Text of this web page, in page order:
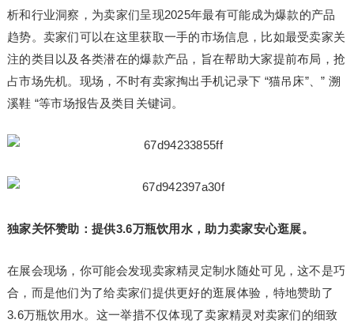
析和行业洞察，为卖家们呈现2025年最有可能成为爆款的产品
趋势。卖家们可以在这里获取一手的市场信息，比如最受卖家关
注的类目以及各类潜在的爆款产品，旨在帮助大家提前布局，抢
占市场先机。现场，不时有卖家掏出手机记录下 “猫吊床”、” 溯
溪鞋 “等市场报告及类目关键词。
独家关怀赞助：提供3.6万瓶饮用水，助力卖家安心逛展。
在展会现场，你可能会发现卖家精灵定制水随处可见，这不是巧
合，而是他们为了给卖家们提供更好的逛展体验，特地赞助了
3.6万瓶饮用水。这一举措不仅体现了卖家精灵对卖家们的细致